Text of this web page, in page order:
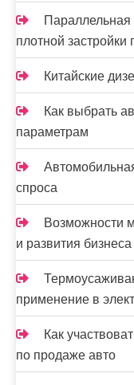
Параллельная
плотной
Китайские
Как выбрать
параметрам
спроса
Возможности
и развития бизнеса
применение в
Как
по продаже авто